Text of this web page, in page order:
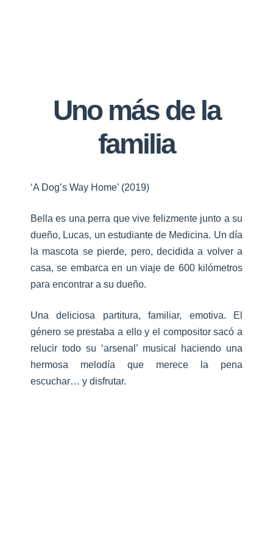
Uno más de la
familia
‘A Dog’s Way Home’ (2019)
Bella es una perra que vive felizmente junto a su
dueño, Lucas, un estudiante de Medicina. Un día
la mascota se pierde, pero, decidida a volver a
casa, se embarca en un viaje de 600 kilómetros
para encontrar a su dueño.
Una deliciosa partitura, familiar, emotiva. El
género se prestaba a ello y el compositor sacó a
relucir todo su ‘arsenal’ musical haciendo una
hermosa melodía que merece la pena
escuchar… y disfrutar.